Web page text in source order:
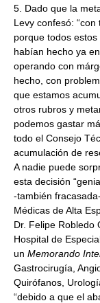
5. Dado que la
Levy confesó:
porque todos
habían hecho ya
operando con
hecho, con
que estamos
otros rubros y
podemos gastar
todo el Consejo
acumulación de
A nadie puede
esta decisión
-también
Médicas de Alta
Dr. Felipe Robledo
Hospital de
un Memorando
Gastrocirugía,
Quirófanos,
“debido a que el